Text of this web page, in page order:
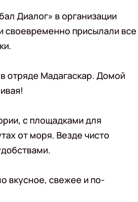
Диалог» в организации
своевременно присылали все
отряде Мадагаскар. Домой
с площадками для
от моря. Везде чисто
вкусное, свежее и по-